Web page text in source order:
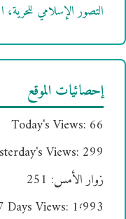
التصور الإسلامي للحرية،
إحصائيات الموقع
Today's Views: 66
Views: 299
زوار الأمس: 251
Days Views: 1٬993